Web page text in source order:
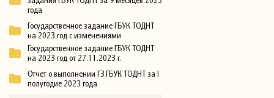
года
Государственное задание ГБУК ТОДНТ
на 2023 год с изменениями
Государственное задание ГБУК ТОДНТ
на 2023 год от 27.11.2023 г.
Отчет о выполнении ГЗ ГБУК ТОДНТ за I
полугодие 2023 года